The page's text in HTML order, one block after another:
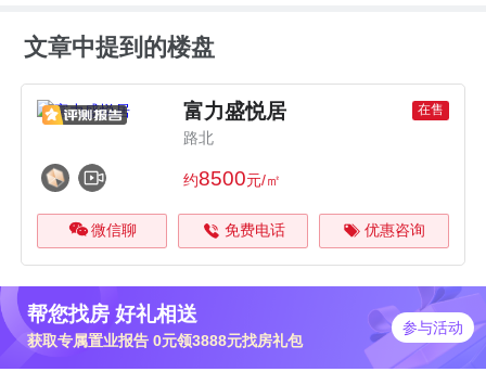
文章中提到的楼盘
富力盛悦居 在售
路北
约8500元/㎡
微信聊 免费电话 优惠咨询
帮您找房 好礼相送
获取专属置业报告 0元领3888元找房礼包
参与活动